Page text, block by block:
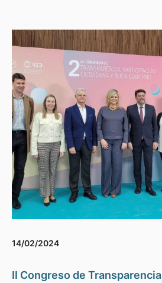
14/02/2024
II Congreso de Transparencia